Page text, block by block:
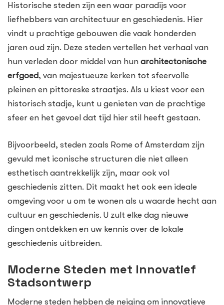
Historische steden zijn een waar paradijs voor
liefhebbers van architectuur en geschiedenis. Hier
vindt u prachtige gebouwen die vaak honderden
jaren oud zijn. Deze steden vertellen het verhaal van
hun verleden door middel van hun architectonische
erfgoed, van majestueuze kerken tot sfeervolle
pleinen en pittoreske straatjes. Als u kiest voor een
historisch stadje, kunt u genieten van de prachtige
sfeer en het gevoel dat tijd hier stil heeft gestaan.
Bijvoorbeeld, steden zoals Rome of Amsterdam zijn
gevuld met iconische structuren die niet alleen
esthetisch aantrekkelijk zijn, maar ook vol
geschiedenis zitten. Dit maakt het ook een ideale
omgeving voor u om te wonen als u waarde hecht aan
cultuur en geschiedenis. U zult elke dag nieuwe
dingen ontdekken en uw kennis over de lokale
geschiedenis uitbreiden.
Moderne Steden met Innovatief
Stadsontwerp
Moderne steden hebben de neiging om innovatieve